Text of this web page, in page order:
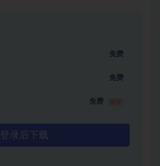
免费
免费
免费
登录后下载